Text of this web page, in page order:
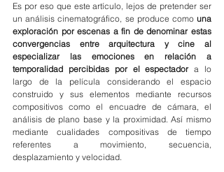
Es por eso que este artículo, lejos de pretender ser
un análisis cinematográfico, se produce como una
exploración por escenas a fin de denominar estas
convergencias entre arquitectura y cine al
especializar las emociones en relación a
temporalidad percibidas por el espectador a lo
largo de la película considerando el espacio
construido y sus elementos mediante recursos
compositivos como el encuadre de cámara, el
análisis de plano base y la proximidad. Así mismo
mediante cualidades compositivas de tiempo
referentes a movimiento, secuencia,
desplazamiento y velocidad.